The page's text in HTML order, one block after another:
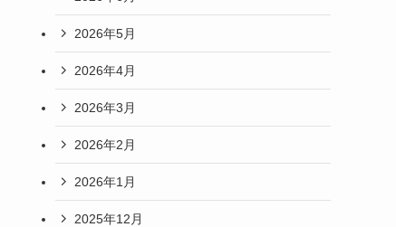
2026年5月
2026年4月
2026年3月
2026年2月
2026年1月
2025年12月